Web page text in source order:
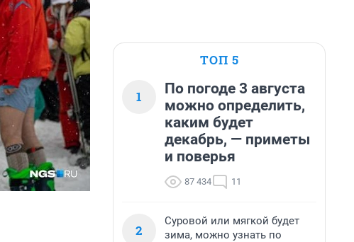
ТОП 5
1
По погоде 3 августа
можно определить,
каким будет
декабрь, — приметы
и поверья
87 434 11
2
Суровой или мягкой будет
зима, можно узнать по